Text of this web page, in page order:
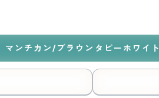
マンチカン/ブラウンタビーホワイ